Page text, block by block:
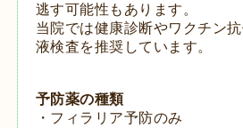
逃す可能性もあります。
当院では健康診断やワクチン
液検査を推奨しています。
予防薬の種類
・フィラリア予防のみ